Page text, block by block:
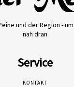
und der Region -
nah dran
Service
KONTAKT